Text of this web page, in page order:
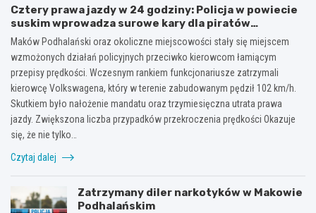
Cztery prawa jazdy w 24 godziny: Policja w powiecie
suskim wprowadza surowe kary dla piratów
drogowych!
Maków Podhalański oraz okoliczne miejscowości stały się miejscem
wzmożonych działań policyjnych przeciwko kierowcom łamiącym
przepisy prędkości. Wczesnym rankiem funkcjonariusze zatrzymali
kierowcę Volkswagena, który w terenie zabudowanym pędził 102 km/h.
Skutkiem było nałożenie mandatu oraz trzymiesięczna utrata prawa
jazdy. Zwiększona liczba przypadków przekroczenia prędkości Okazuje
się, że nie tylko…
Czytaj dalej
Zatrzymany diler narkotyków w Makowie
Podhalańskim